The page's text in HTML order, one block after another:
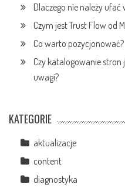
Dlaczego nie należy ufać
Czym jest Trust Flow od
Co warto pozycjonować?
Czy katalogowanie stron
uwagi?
KATEGORIE
aktualizacje
content
diagnostyka